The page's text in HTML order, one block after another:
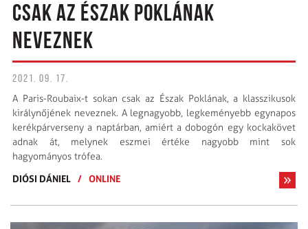
CSAK AZ ÉSZAK POKLÁNAK
NEVEZNEK
2021. 09. 17.
A Paris-Roubaix-t sokan csak az Észak Poklának, a klasszikusok
királynőjének neveznek. A legnagyobb, legkeményebb egynapos
kerékpárverseny a naptárban, amiért a dobogón egy kockakövet
adnak át, melynek eszmei értéke nagyobb mint sok
hagyományos trófea.
DIÓSI DÁNIEL / ONLINE